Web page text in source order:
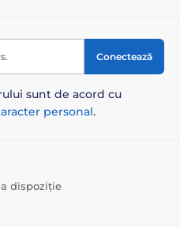
Conectează
sunt de acord cu
personal.
dispoziție